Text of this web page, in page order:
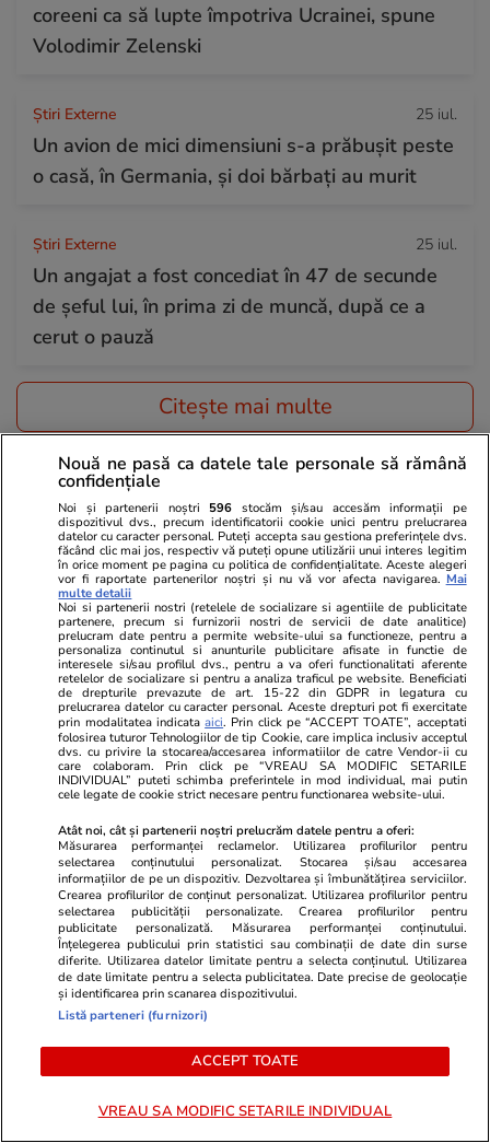
coreeni ca să lupte împotriva Ucrainei, spune
Volodimir Zelenski
Știri Externe 25 iul.
Un avion de mici dimensiuni s-a prăbușit peste
o casă, în Germania, și doi bărbați au murit
Știri Externe 25 iul.
Un angajat a fost concediat în 47 de secunde
de șeful lui, în prima zi de muncă, după ce a
cerut o pauză
Citește mai multe
TRENDING
Politică 25 iul.
Mutarea prin care AUR, S.O.S. și POT au făcut
front comun în opoziție împotriva legii care
permite Armatei să doboare dronele
neautorizate. CCR a tranșat definitiv disputa
Politică 25 iul.
Cum a apărut Mirabela Grădinaru la întâlnirea
cu președinta Indiei, Droupadi Murmu, la
rochie galbenă
Știri România 25 iul.
Judecătoarea Raluca Moroșanu a dat România
în judecată la CEDO după ce a fost exclusă din
două dosare în urma documentarului Recorder
Horoscop
Horoscop Urania | Previziuni astrologice pentru
Nouă ne pasă ca datele tale personale să rămână
confidențiale
Noi și partenerii noștri 596 stocăm și/sau accesăm informații pe
dispozitivul dvs., precum identificatorii cookie unici pentru prelucrarea
datelor cu caracter personal. Puteți accepta sau gestiona preferințele dvs.
făcând clic mai jos, respectiv vă puteți opune utilizării unui interes legitim
în orice moment pe pagina cu politica de confidențialitate. Aceste alegeri
vor fi raportate partenerilor noștri și nu vă vor afecta navigarea. Mai
multe detalii
Noi si partenerii nostri (retelele de socializare si agentiile de publicitate
partenere, precum si furnizorii nostri de servicii de date analitice)
prelucram date pentru a permite website-ului sa functioneze, pentru a
personaliza continutul si anunturile publicitare afisate in functie de
interesele si/sau profilul dvs., pentru a va oferi functionalitati aferente
retelelor de socializare si pentru a analiza traficul pe website. Beneficiati
de drepturile prevazute de art. 15-22 din GDPR in legatura cu
prelucrarea datelor cu caracter personal. Aceste drepturi pot fi exercitate
prin modalitatea indicataaici. Prin click pe “ACCEPT TOATE”, acceptati
folosirea tuturor Tehnologiilor de tip Cookie, care implica inclusiv acceptul
dvs. cu privire la stocarea/accesarea informatiilor de catre Vendor-ii cu
care colaboram. Prin click pe “VREAU SA MODIFIC SETARILE
INDIVIDUAL” puteti schimba preferintele in mod individual, mai putin
cele legate de cookie strict necesare pentru functionarea website-ului.
Atât noi, cât și partenerii noștri prelucrăm datele pentru a oferi:
Măsurarea performanței reclamelor. Utilizarea profilurilor pentru
selectarea conținutului personalizat. Stocarea și/sau accesarea
informațiilor de pe un dispozitiv. Dezvoltarea și îmbunătățirea serviciilor.
Crearea profilurilor de conținut personalizat. Utilizarea profilurilor pentru
selectarea publicității personalizate. Crearea profilurilor pentru
publicitate personalizată. Măsurarea performanței conținutului.
Înțelegerea publicului prin statistici sau combinații de date din surse
diferite. Utilizarea datelor limitate pentru a selecta conținutul. Utilizarea
de date limitate pentru a selecta publicitatea. Date precise de geolocație
și identificarea prin scanarea dispozitivului.
Listă parteneri (furnizori)
ACCEPT TOATE
VREAU SA MODIFIC SETARILE INDIVIDUAL